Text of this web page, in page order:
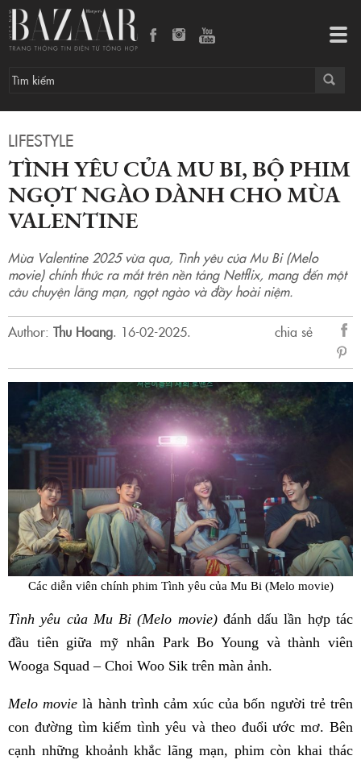
LIFESTYLE
TÌNH YÊU CỦA MU BI, BỘ PHIM
NGỌT NGÀO DÀNH CHO MÙA
VALENTINE
Mùa Valentine 2025 vừa qua, Tình yêu của Mu Bi (Melo
movie) chính thức ra mắt trên nền tảng Netflix, mang đến một
câu chuyện lãng mạn, ngọt ngào và đầy hoài niệm.
Author: Thu Hoang. 16-02-2025.
chia sẻ
sẻ
Các diễn viên chính phim Tình yêu của Mu Bi (Melo movie)
Tình yêu của Mu Bi (Melo movie)đánh dấu lần hợp tác
đầu tiên giữa mỹ nhân Park Bo Young và thành viên
Wooga Squad – Choi Woo Sik trên màn ảnh.
Melo movie là hành trình cảm xúc của bốn người trẻ trên
con đường tìm kiếm tình yêu và theo đuổi ước mơ. Bên
cạnh những khoảnh khắc lãng mạn, phim còn khai thác